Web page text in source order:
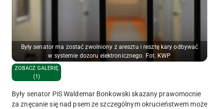
Były senator ma zostać zwolniony z aresztu i resztę kary odbywać
w systemie dozoru elektronicznego. Fot. KWP
ZOBACZ GALERIĘ
(1)
Były senator PiS Waldemar Bonkowski skazany prawomocnie
za znęcanie się nad psem ze szczególnym okrucieństwem może